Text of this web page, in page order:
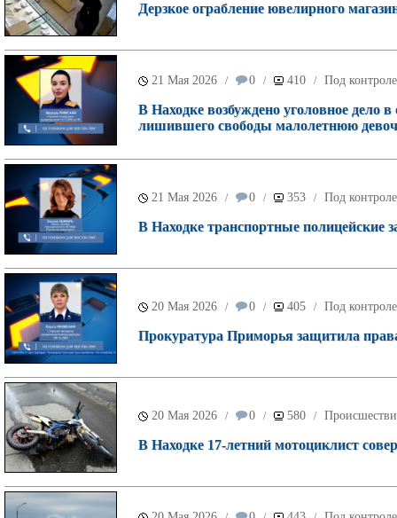
Дерзкое ограбление ювелирного
21 Мая 2026 / 0 / 410 / Под
В Находке возбуждено уголовное дело
лишившего свободы малолетнюю
21 Мая 2026 / 0 / 353 / Под
В Находке транспортные полицейские
20 Мая 2026 / 0 / 405 / Под
Прокуратура Приморья защитила
20 Мая 2026 / 0 / 580 /
В Находке 17-летний мотоциклист